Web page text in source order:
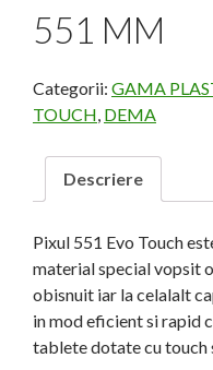
551 MM
Categorii: GAMA
TOUCH DEMA
Descriere
Pixul 551 Evo Touch
material special vopsit
obisnuit iar la celalalt
in mod eficient si rapid
tablete dotate cu touch